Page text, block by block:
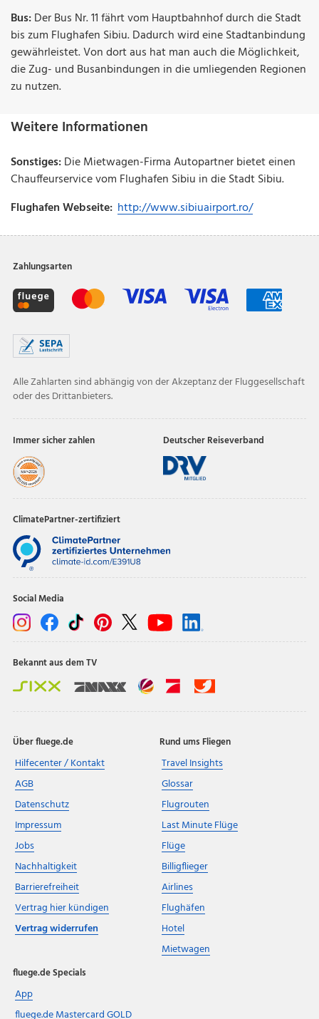
Bus:Der Bus Nr. 11 fährt vom Hauptbahnhof durch die Stadt
bis zum Flughafen Sibiu. Dadurch wird eine Stadtanbindung
gewährleistet. Von dort aus hat man auch die Möglichkeit,
die Zug- und Busanbindungen in die umliegenden Regionen
zu nutzen.
Weitere Informationen
Sonstiges:Die Mietwagen-Firma Autopartner bietet einen
Chauffeurservice vom Flughafen Sibiu in die Stadt Sibiu.
Flughafen Webseite: http://www.sibiuairport.ro/